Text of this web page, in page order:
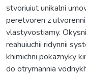
stvoriuiut unikalni
peretvoren z
vlastyvostiamy.
reahuiuchii ridynnii
khimichni pokaznyky
do otrymannia